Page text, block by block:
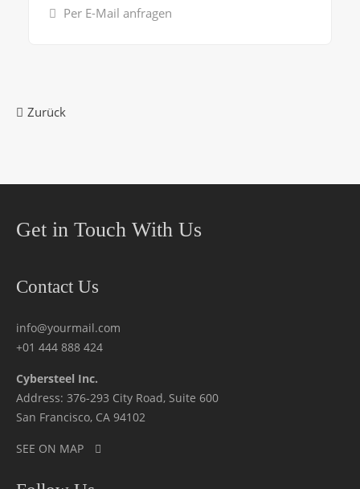
Per E-Mail anfragen
Zurück
Get in Touch With Us
Contact Us
info@yourmail.com
+01 444 888 424
Cybersteel Inc.
Address: 376-293 City Road, Suite 600
San Francisco, CA 94102
SEE ON MAP